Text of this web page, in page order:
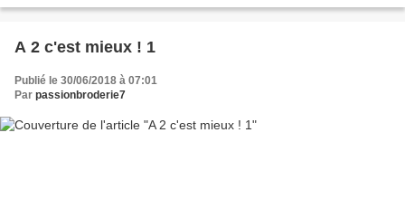
A 2 c'est mieux ! 1
Publié le 30/06/2018 à 07:01
Par passionbroderie7